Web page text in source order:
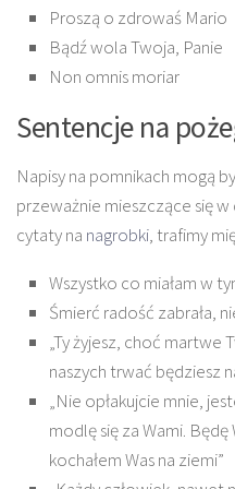
Proszą o zdrowaś Mario
Bądź wola Twoja, Panie
Non omnis moriar
Sentencje na
Napisy na pomnikach mogą
przeważnie mieszczące się
cytaty na nagrobki, trafimy
Wszystko co miałam w
Śmierć radość zabrała,
„Ty żyjesz, choć martwe
naszych trwać będziesz
„Nie opłakujcie mnie,
modlę się za Wami. Będę
kochałem Was na ziemi”